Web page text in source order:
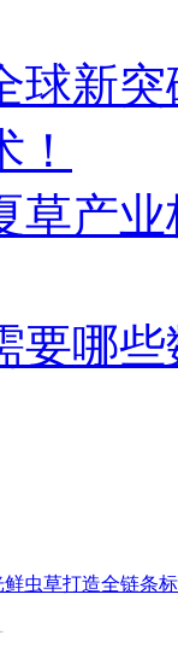
新突
草产
要哪
虫草打造全链条